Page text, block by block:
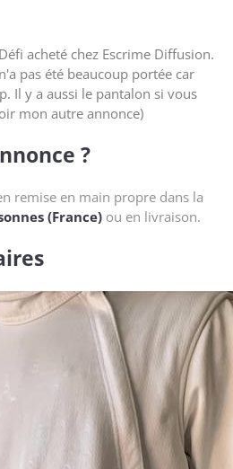
acheté chez Escrime Diffusion.
pas été beaucoup portée car
Il y a aussi le pantalon si vous
mon autre annonce)
?
remise en main propre dans la
(France) ou en livraison.